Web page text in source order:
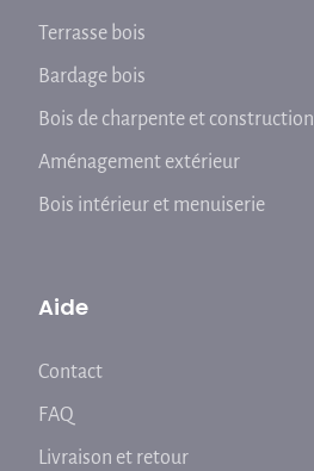
Terrasse bois
Bardage bois
Bois de charpente et construction
Aménagement extérieur
Bois intérieur et menuiserie
Aide
Contact
FAQ
Livraison et retour